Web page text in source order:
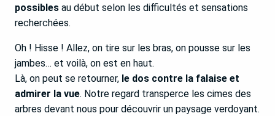
possibles au début selon les difficultés et sensations
recherchées.
Oh ! Hisse ! Allez, on tire sur les bras, on pousse sur les
jambes… et voilà, on est en haut.
Là, on peut se retourner, le dos contre la falaise et
admirer la vue. Notre regard transperce les cimes des
arbres devant nous pour découvrir un paysage verdoyant.